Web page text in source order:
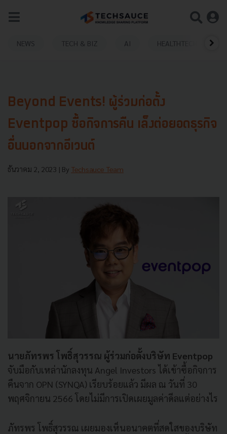
NEWS TECH & BIZ AI HEALTHTECH
Beyond Events! ผู้ร่วมก่อตั้ง
Eventpop ซื้อกิจการคืน เล็งต่อยอดธุรกิจ
อื่นนอกจากอีเวนต์
ธันวาคม 2, 2023 | By Techsauce Team
นายภัทรพร โพธิ์สุวรรณ ผู้ร่วมก่อตั้งบริษัท Eventpop
จับมือกับเหล่านักลงทุน Angel Investors ได้เข้าซื้อกิจการ
คืนจาก OPN (SYNQA) เรียบร้อยแล้ว มีผล ณ วันที่ 30
พฤศจิกายน 2566 โดยไม่มีการเปิดเผยมูลค่าดีลแต่อย่างไร
ภัทรพร โพธิ์สุวรรณ เผยมองเห็นอนาคตที่สดใสของบริษัท